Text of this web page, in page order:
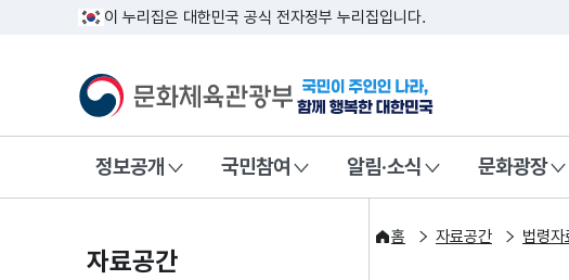
이 누리집은 대한민국 공식 전자정부 누리집입니다.
문화체육관광부국민이 주인인 나
정보공개 국민참여 알림·소식 문화광장
자료공간
홈 자료공간 법령자